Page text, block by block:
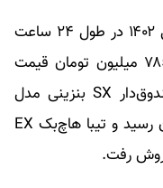
بنا به این گزارش، تارا دنده‌ای V۱ مدل ۱۴۰۲ در طول ۲۴ ساعت
گذشته بدون تغییر قیمت در حدود ۷۸5 میلیون تومان قیمت
خورد. در مقابل، البته قیمت تیبا صندوق‌دار SX بنزینی مدل
۱۴۰۱ بدون تغییر به ۳۷۸ میلیون تومان رسید و تیبا هاچ‌بک EX